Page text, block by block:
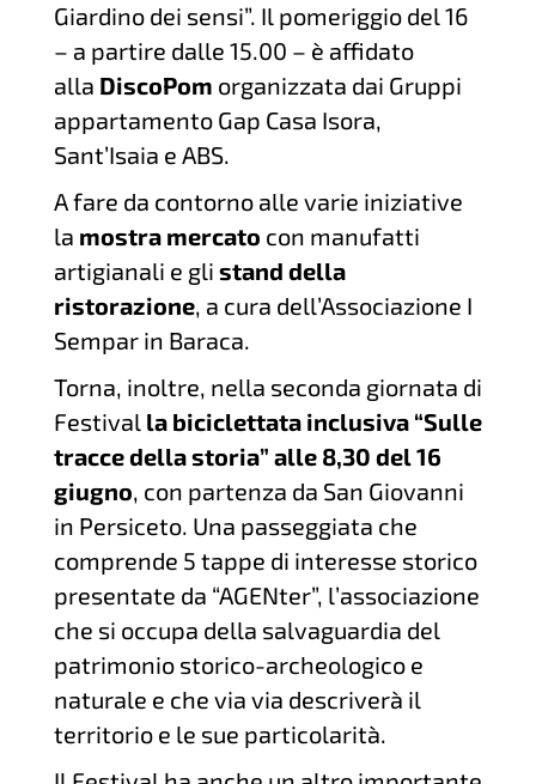
Giardino dei sensi”. Il pomeriggio del 16
– a partire dalle 15.00 – è affidato
alla DiscoPom organizzata dai Gruppi
appartamento Gap Casa Isora,
Sant’Isaia e ABS.
A fare da contorno alle varie iniziative
la mostra mercato con manufatti
artigianali e gli stand della
ristorazione, a cura dell’Associazione I
Sempar in Baraca.
Torna, inoltre, nella seconda giornata di
Festival la biciclettata inclusiva “Sulle
tracce della storia” alle 8,30 del 16
giugno, con partenza da San Giovanni
in Persiceto. Una passeggiata che
comprende 5 tappe di interesse storico
presentate da “AGENter”, l’associazione
che si occupa della salvaguardia del
patrimonio storico-archeologico e
naturale e che via via descriverà il
territorio e le sue particolarità.